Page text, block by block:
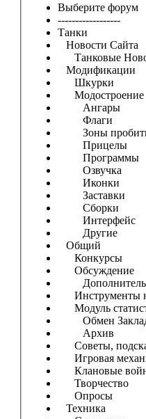
Выберите форум
------------------
Танки
Новости Сайта
Танковые
Модификации
Шкурки
Модостроение
Ангары
Флаги
Зоны
Прицелы
Программы
Озвучка
Иконки
Заставки
Сборки
Интерфейс
Другие
Общий
Конкурсы
Обсуждение
Инструменты
Модуль
Обмен
Архив
Советы,
Игровая
Клановые
Творчество
Опросы
Техника